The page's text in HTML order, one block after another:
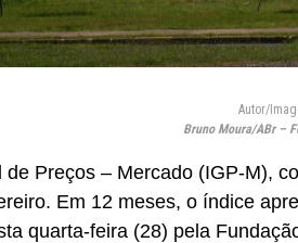
Autor/
Bruno Moura/ABr –
Preços – Mercado (IGP-M),
Em 12 meses, o índice
quarta-feira (28) pela